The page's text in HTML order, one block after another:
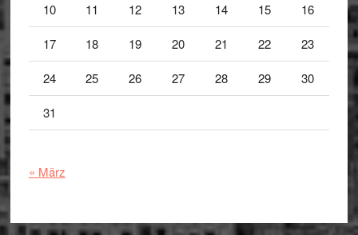
10 11 12 13 14 15 16
17 18 19 20 21 22 23
24 25 26 27 28 29 30
31
« März